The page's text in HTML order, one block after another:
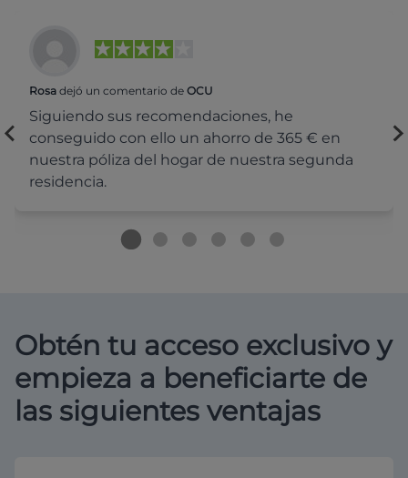
Rosa dejó un comentario de OCU
Siguiendo sus recomendaciones, he
conseguido con ello un ahorro de 365 € en
nuestra póliza del hogar de nuestra segunda
residencia.
Obtén tu acceso exclusivo y
empieza a beneficiarte de
las siguientes ventajas